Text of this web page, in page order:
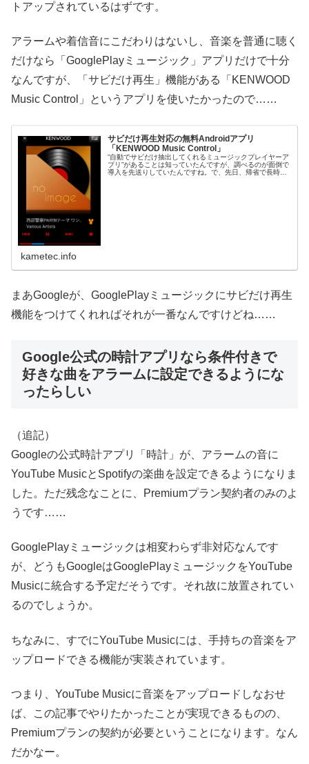
トアップされているはずです。
アラームや着信音にこだわりはないし、音楽を普通に聴く
だけなら「GooglePlayミュージック」アプリだけで十分
なんですが、「サビだけ再生」機能がある「KENWOOD
Music Control」というアプリを使いたかったので……
サビだけ再生対応の無料Androidアプリ
「KENWOOD Music Control」
”自動でサビだけ抽出してくれるミュージックプレイヤーア
プリ”があることは知っていたんですが、調べるのが面倒で
導入を先送りしていたんですね。で、先日、帰省で長時間
kametec.info
まあGoogleが、GooglePlayミュージックにサビだけ再生
機能をつけてくれればそれが一番なんですけどね……
Google公式の時計アプリなら条件付きで
好きな曲をアラームに設定できるようにな
ったらしい
（追記）
Googleの公式時計アプリ「時計」が、アラームの音に
YouTube MusicとSpotifyの楽曲を設定できるようになりま
した。ただ残念なことに、Premiumプラン契約者のみのよ
うです……
GooglePlayミュージックは相変わらず非対応なんです
が、どうもGoogleはGooglePlayミュージックをYouTube
Musicに統合する予定だそうです。それ故に放置されてい
るのでしょうか。
ちなみに、すでにYouTube Musicには、手持ちの音楽をア
ップロードできる機能が実装されています。
つまり、YouTube Musicに音楽をアップロードしなおせ
ば、この記事でやりたかったことが実現できるものの、
Premiumプランの契約が必要ということになります。なん
だかなー。